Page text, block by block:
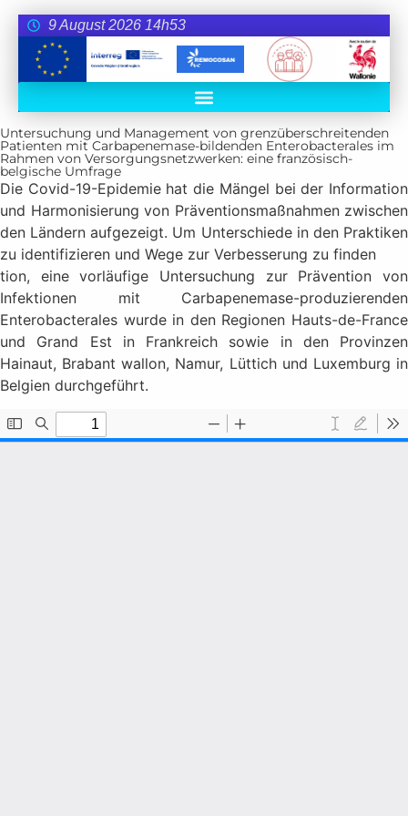
9 August 2026 14h53
Untersuchung und Management von grenzüberschreitenden
Patienten mit Carbapenemase-bildenden Enterobacterales im
Rahmen von Versorgungsnetzwerken: eine französisch-
belgische Umfrage
Die Covid-19-Epidemie hat die Mängel bei der Information
und Harmonisierung von Präventionsmaßnahmen zwischen
den Ländern aufgezeigt. Um Unterschiede in den Praktiken
zu identifizieren und Wege zur Verbesserung zu finden
tion, eine vorläufige Untersuchung zur Prävention von
Infektionen mit Carbapenemase-produzierenden
Enterobacterales wurde in den Regionen Hauts-de-France
und Grand Est in Frankreich sowie in den Provinzen
Hainaut, Brabant wallon, Namur, Lüttich und Luxemburg in
Belgien durchgeführt.